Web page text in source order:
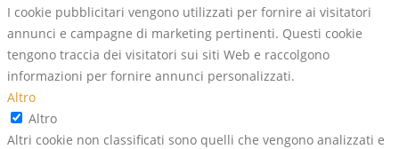
I cookie pubblicitari vengono utilizzati per fornire ai visitatori
annunci e campagne di marketing pertinenti. Questi cookie
tengono traccia dei visitatori sui siti Web e raccolgono
informazioni per fornire annunci personalizzati.
Altro
Altro
Altri cookie non classificati sono quelli che vengono analizzati e